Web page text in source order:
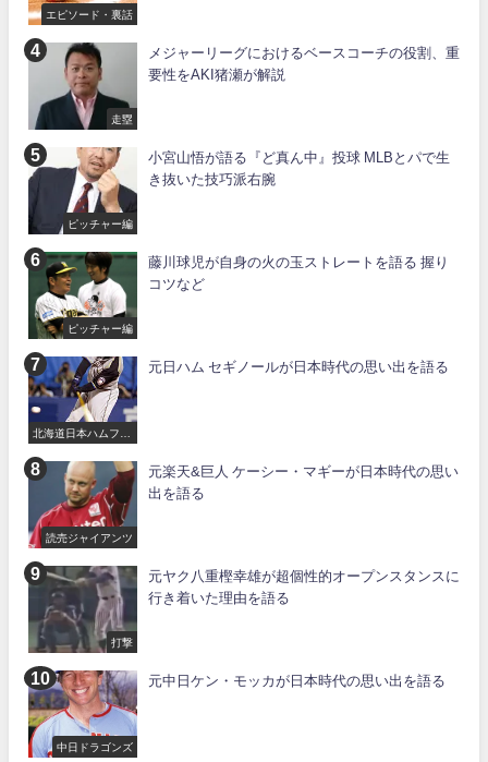
エピソード・裏話
走塁
メジャーリーグにおけるベースコーチの役割、重
要性をAKI猪瀬が解説
ピッチャー編
小宮山悟が語る『ど真ん中』投球 MLBとパで生
き抜いた技巧派右腕
ピッチャー編
藤川球児が自身の火の玉ストレートを語る 握り
コツなど
北海道日本ハムファ
元日ハム セギノールが日本時代の思い出を語る
読売ジャイアンツ
元楽天&巨人 ケーシー・マギーが日本時代の思い
出を語る
打撃
元ヤク八重樫幸雄が超個性的オープンスタンスに
行き着いた理由を語る
中日ドラゴンズ
元中日ケン・モッカが日本時代の思い出を語る